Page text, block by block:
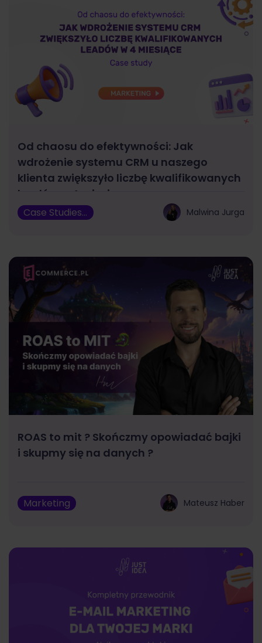
Od chaosu do efektywności: Jak
wdrożenie systemu CRM u naszego
klienta zwiększyło liczbę kwalifikowanych
leadów w 4 miesiące
Case Studies, Marketing Malwina Jurga
ROAS to mit ? Skończmy opowiadać bajki
i skupmy się na danych ?
Marketing Mateusz Haber